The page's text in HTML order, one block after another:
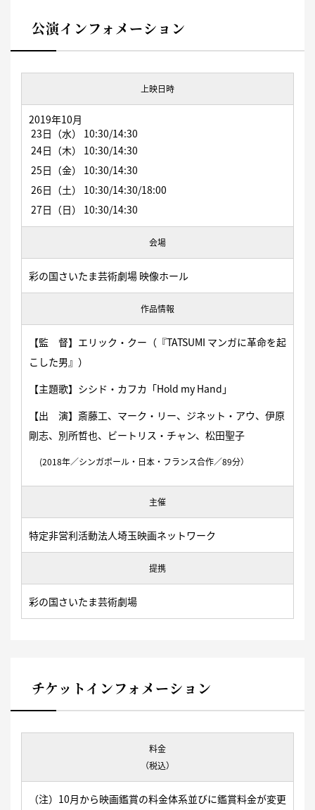
公演インフォメーション
上映日時
2019年10月
23日（水） 10:30/14:30
24日（木） 10:30/14:30
25日（金） 10:30/14:30
26日（土） 10:30/14:30/18:00
27日（日） 10:30/14:30
会場
彩の国さいたま芸術劇場 映像ホール
作品情報
【監 督】エリック・クー（『TATSUMI マンガに革命を起
こした男』）
【主題歌】シシド・カフカ「Hold my Hand」
【出 演】斎藤工、マーク・リー、ジネット・アウ、伊原
剛志、別所哲也、ビートリス・チャン、松田聖子
(2018年／シンガポール・日本・フランス合作／89分）
主催
特定非営利活動法人埼玉映画ネットワーク
提携
彩の国さいたま芸術劇場
チケットインフォメーション
料金
（税込）
（注）10月から映画鑑賞の料金体系並びに鑑賞料金が変更